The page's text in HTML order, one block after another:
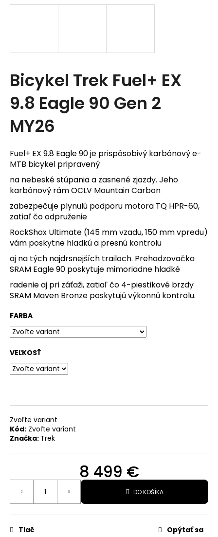
Bicykel Trek Fuel+ EX
9.8 Eagle 90 Gen 2
MY26
Fuel+ EX 9.8 Eagle 90 je prispôsobivý karbónový e-
MTB bicykel pripravený
na nebeské stúpania a zasnené zjazdy. Jeho
karbónový rám OCLV Mountain Carbon
zabezpečuje plynulú podporu motora TQ HPR-60,
zatiaľ čo odpruženie
RockShox Ultimate (145 mm vzadu, 150 mm vpredu)
vám poskytne hladkú a presnú kontrolu
aj na tých najdrsnejších trailoch. Prehadzovačka
SRAM Eagle 90 poskytuje mimoriadne hladké
radenie aj pri záťaži, zatiaľ čo 4-piestikové brzdy
SRAM Maven Bronze poskytujú výkonnú kontrolu.
FARBA
VEĽKOSŤ
Zvoľte variant
Kód: Zvoľte variant
Značka: Trek
8 499 €
Jednotková
DO KOŠÍKA
Tlač Opýtať sa
j
s
ť
?
HĽADAŤ
O
d
p
o
r
ú
č
a
e
BONTRAGER
HARD-
CASE
LITE
€
€